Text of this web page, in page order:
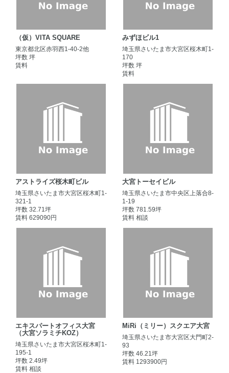
（仮）VITA SQUARE
東京都北区赤羽西1-40-2他
坪数 坪
賃料
みずほビル1
埼玉県さいたま市大宮区桜木町1-
170
坪数 坪
賃料
アストライズ桜木町ビル
埼玉県さいたま市大宮区桜木町1-
321-1
坪数 32.71坪
賃料 629090円
大宮トーセイビル
埼玉県さいたま市中央区上落合8-
1-19
坪数 781.59坪
賃料 相談
エキスパートオフィス大宮
（大宮ソラミチKOZ）
埼玉県さいたま市大宮区桜木町1-
195-1
坪数 2.49坪
賃料 相談
MiRi（ミリー）スクエア大宮
埼玉県さいたま市大宮区大門町2-
93
坪数 46.21坪
賃料 1293900円